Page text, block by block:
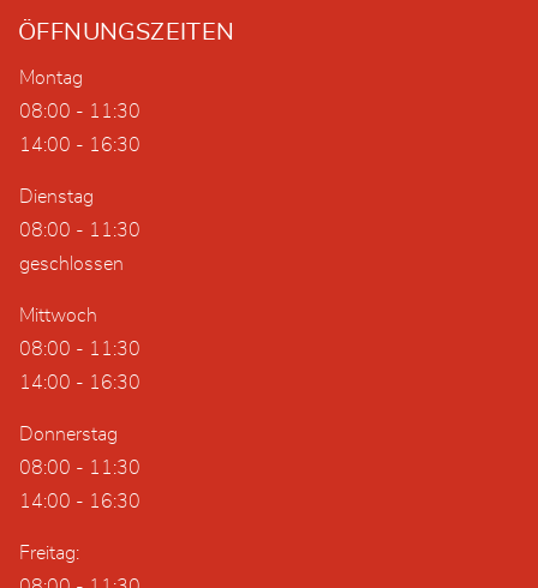
ÖFFNUNGSZEITEN
Montag
08:00 - 11:30
14:00 - 16:30
Dienstag
08:00 - 11:30
geschlossen
Mittwoch
08:00 - 11:30
14:00 - 16:30
Donnerstag
08:00 - 11:30
14:00 - 16:30
Freitag: